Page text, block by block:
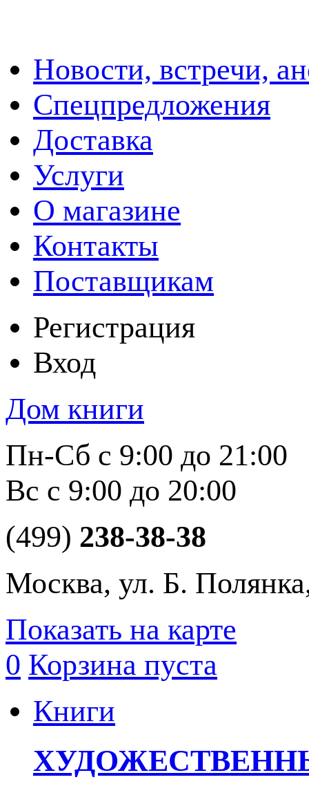
Новости, встречи,
Спецпредложения
Доставка
Услуги
О магазине
Контакты
Поставщикам
Регистрация
Вход
Дом книги
Пн-Сб с 9:00 до 21:00
Вс с 9:00 до 20:00
(499) 238-38-38
Москва, ул. Б.
Показать на карте
0 Корзина пуста
Книги